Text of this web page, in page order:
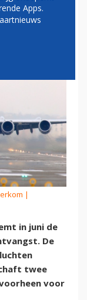
|
in juni de
De
twee
voor
Apps.